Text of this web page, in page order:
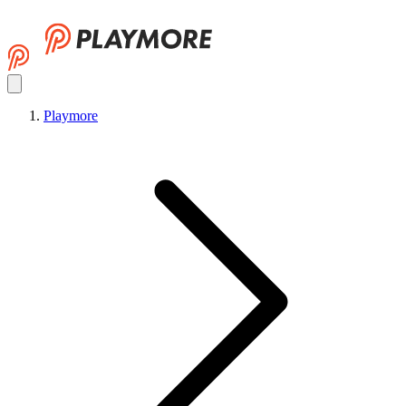
Playmore